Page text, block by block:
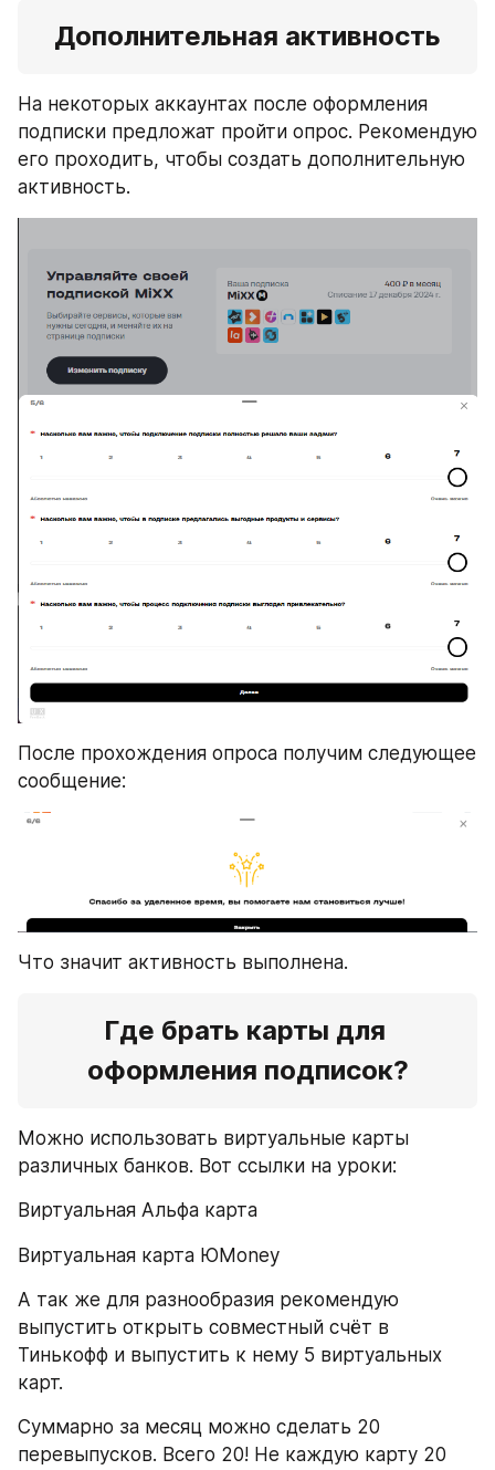
Дополнительная активность
На некоторых аккаунтах после оформления
подписки предложат пройти опрос. Рекомендую
его проходить, чтобы создать дополнительную
активность.
После прохождения опроса получим следующее
сообщение:
Что значит активность выполнена.
Где брать карты для
оформления подписок?
Можно использовать виртуальные карты
различных банков. Вот ссылки на уроки:
Виртуальная Альфа карта
Виртуальная карта ЮMoney
А так же для разнообразия рекомендую
выпустить открыть совместный счёт в
Тинькофф и выпустить к нему 5 виртуальных
карт.
Суммарно за месяц можно сделать 20
перевыпусков. Всего 20! Не каждую карту 20